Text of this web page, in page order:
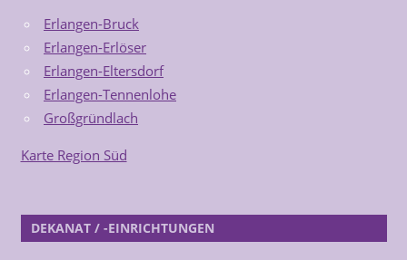
Erlangen-Bruck
Erlangen-Erlöser
Erlangen-Eltersdorf
Erlangen-Tennenlohe
Großgründlach
Karte Region Süd
DEKANAT / -EINRICHTUNGEN